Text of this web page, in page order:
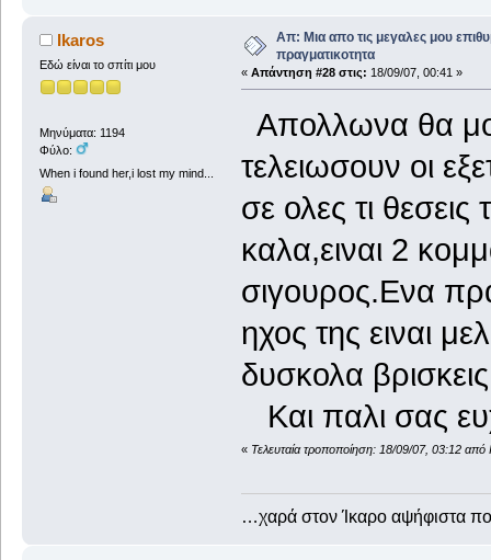
Ikaros
Εδώ είναι το σπίτι μου
Μηνύματα: 1194
Φύλο:
When i found her,i lost my mind...
Απ: Μια απο τις μεγαλες μου
πραγματικοτητα
« Απάντηση #28 στις: 18/09/07, 00:41 »
Απολλωνα θα
τελειωσουν οι
σε ολες τι
καλα,ειναι 2
σιγουρος.Ενα
ηχος της ειναι
δυσκολα
Και παλι σας
« Τελευταία τροποποίηση: 18/09/07, 03:12 από
…χαρά στον Ίκαρο αψήφιστα